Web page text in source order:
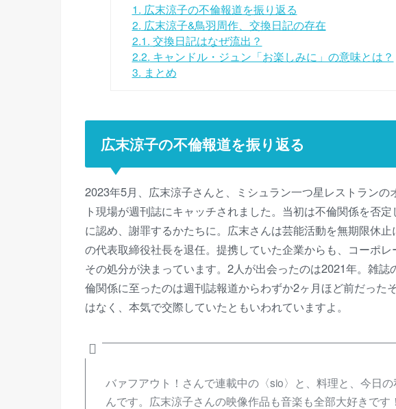
1. 広末涼子の不倫報道を振り返る
2. 広末涼子&鳥羽周作、交換日記の存在
2.1. 交換日記はなぜ流出？
2.2. キャンドル・ジュン「お楽しみに」の意味とは？
3. まとめ
広末涼子の不倫報道を振り返る
2023年5月、広末涼子さんと、ミシュラン一つ星レストラン
ト現場が週刊誌にキャッチされました。当初は不倫関係を否
に認め、謝罪するかたちに。広末さんは芸能活動を無期限休
の代表取締役社長を退任。提携していた企業からも、コーポ
その処分が決まっています。2人が出会ったのは2021年。雑
倫関係に至ったのは週刊誌報道からわずか2ヶ月ほど前だった
はなく、本気で交際していたともいわれていますよ。
バァフアウト！さんで連載中の〈sio〉と、料理と、今日
んです。広末涼子さんの映像作品も音楽も全部大好きです